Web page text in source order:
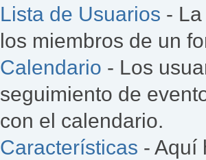
Lista de Usuarios -
los miembros de un
Calendario - Los
seguimiento de
con el calendario.
Características - Aquí